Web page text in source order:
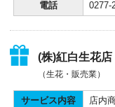
電話 0277-
(株)紅白生花
（生花・販売業）
サービス内容 店内